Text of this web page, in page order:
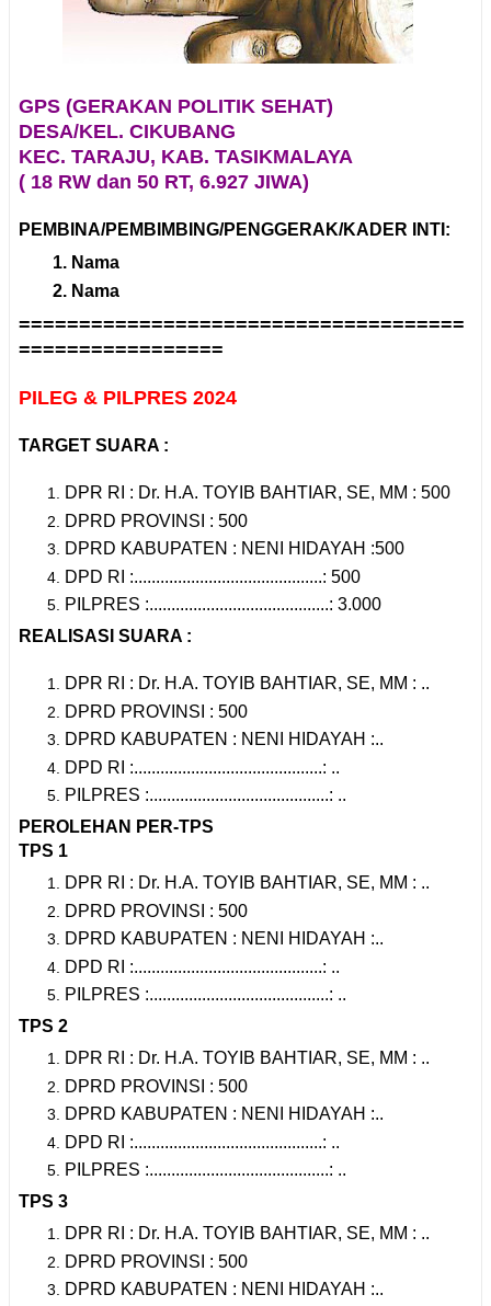
GPS (GERAKAN POLITIK SEHAT)
DESA/KEL. CIKUBANG
KEC. TARAJU, KAB. TASIKMALAYA
( 18 RW dan 50 RT, 6.927 JIWA)
PEMBINA/PEMBIMBING/PENGGERAK/KADER INTI:
Nama
Nama
=====================================
=================
PILEG & PILPRES 2024
TARGET SUARA :
DPR RI : Dr. H.A. TOYIB BAHTIAR, SE, MM : 500
DPRD PROVINSI : 500
DPRD KABUPATEN : NENI HIDAYAH :500
DPD RI :...........................................: 500
PILPRES :.........................................: 3.000
REALISASI SUARA :
DPR RI : Dr. H.A. TOYIB BAHTIAR, SE, MM : ..
DPRD PROVINSI : 500
DPRD KABUPATEN : NENI HIDAYAH :..
DPD RI :...........................................: ..
PILPRES :.........................................: ..
PEROLEHAN PER-TPS
TPS 1
DPR RI : Dr. H.A. TOYIB BAHTIAR, SE, MM : ..
DPRD PROVINSI : 500
DPRD KABUPATEN : NENI HIDAYAH :..
DPD RI :...........................................: ..
PILPRES :.........................................: ..
TPS 2
DPR RI : Dr. H.A. TOYIB BAHTIAR, SE, MM : ..
DPRD PROVINSI : 500
DPRD KABUPATEN : NENI HIDAYAH :..
DPD RI :...........................................: ..
PILPRES :.........................................: ..
TPS 3
DPR RI : Dr. H.A. TOYIB BAHTIAR, SE, MM : ..
DPRD PROVINSI : 500
DPRD KABUPATEN : NENI HIDAYAH :..